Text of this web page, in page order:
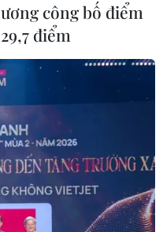
hậu
sớm
gió
công bố điểm
điểm